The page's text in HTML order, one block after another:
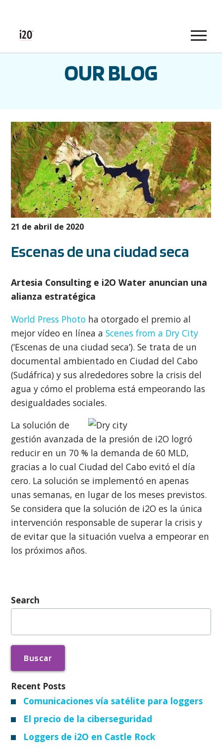
Menu
OUR BLOG
21 de abril de 2020
Escenas de una ciudad seca
Artesia Consulting e i2O Water anuncian una
alianza estratégica
World Press Photo ha otorgado el premio al
mejor vídeo en línea aScenes from a Dry City
(‘Escenas de una ciudad seca’). Se trata de un
documental ambientado en Ciudad del Cabo
(Sudáfrica) y sus alrededores sobre la crisis del
agua y cómo el problema está empeorando las
desigualdades sociales.
La solución de
gestión avanzada de la presión de i2O logró
reducir en un 70 % la demanda de 60 MLD,
gracias a lo cual Ciudad del Cabo evitó el día
cero. La solución se implementó en apenas
unas semanas, en lugar de los meses previstos.
Se considera que la solución de i2O es la única
intervención responsable de superar la crisis y
de evitar que la situación vuelva a empeorar en
los próximos años.
Search
Buscar:
Recent Posts
Comunicaciones vía satélite para loggers
El precio de la ciberseguridad
Loggers de i2O en Castle Rock